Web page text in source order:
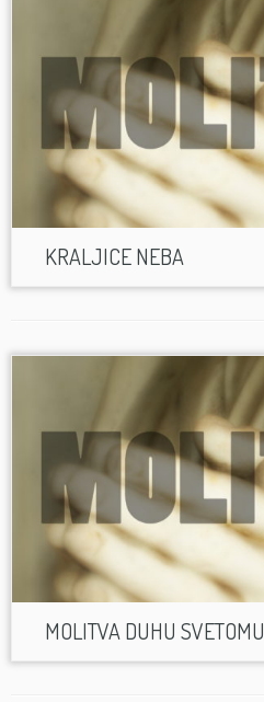
KRALJICE NEBA
MOLITVA DUHU SVETOMU